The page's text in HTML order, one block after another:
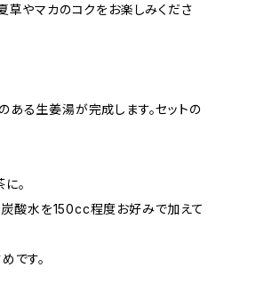
草やマカのコクをお楽しみくださ
ある生姜湯が完成します。セットの
。
炭酸水を150cc程度お好みで加えて
です。